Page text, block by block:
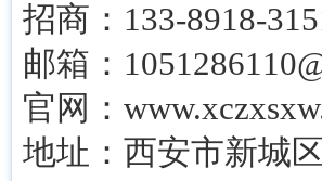
招商：133-8918-
邮箱：
官网：
地址：西安市新城